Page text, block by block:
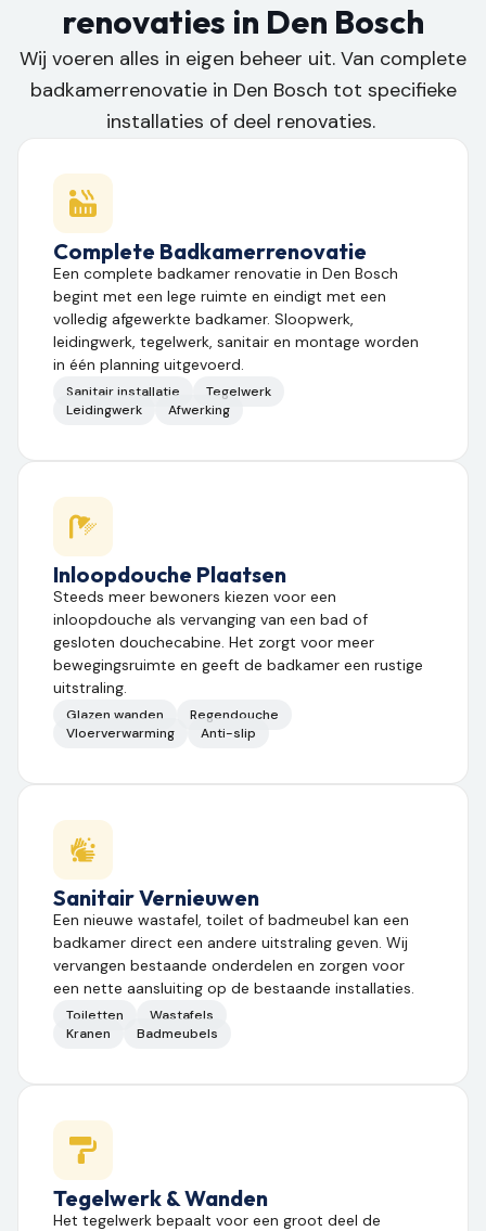
renovaties in Den Bosch
Wij voeren alles in eigen beheer uit. Van complete
badkamerrenovatie in Den Bosch tot specifieke
installaties of deel renovaties.
Complete Badkamerrenovatie
Een complete badkamer renovatie in Den Bosch
begint met een lege ruimte en eindigt met een
volledig afgewerkte badkamer. Sloopwerk,
leidingwerk, tegelwerk, sanitair en montage worden
in één planning uitgevoerd.
Sanitair installatie
Tegelwerk
Leidingwerk
Afwerking
Inloopdouche Plaatsen
Steeds meer bewoners kiezen voor een
inloopdouche als vervanging van een bad of
gesloten douchecabine. Het zorgt voor meer
bewegingsruimte en geeft de badkamer een rustige
uitstraling.
Glazen wanden
Regendouche
Vloerverwarming
Anti-slip
Sanitair Vernieuwen
Een nieuwe wastafel, toilet of badmeubel kan een
badkamer direct een andere uitstraling geven. Wij
vervangen bestaande onderdelen en zorgen voor
een nette aansluiting op de bestaande installaties.
Toiletten
Wastafels
Kranen
Badmeubels
Tegelwerk & Wanden
Het tegelwerk bepaalt voor een groot deel de